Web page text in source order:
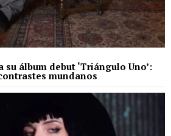
álbum debut ‘Triángulo Uno’:
mundanos